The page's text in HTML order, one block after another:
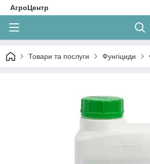
АгроЦентр
Товари та послуги Фунгіциди